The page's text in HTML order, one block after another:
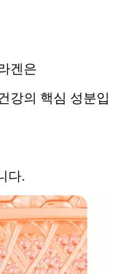
겐은
강의 핵심 성분입
다.